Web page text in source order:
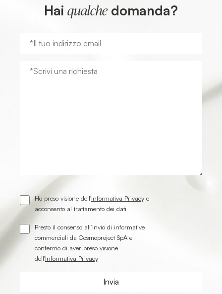
Hai qualchedomanda?
Ho preso visione dell'Informativa Privacy e
acconsento al trattamento dei dati
Presto il consenso all’invio di informative
commerciali da Cosmoproject SpA e
confermo di aver preso visione
dell'Informativa Privacy